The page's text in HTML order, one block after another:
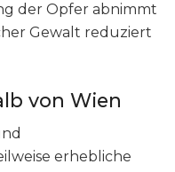
der Opfer abnimmt
Gewalt reduziert
von Wien
erhebliche